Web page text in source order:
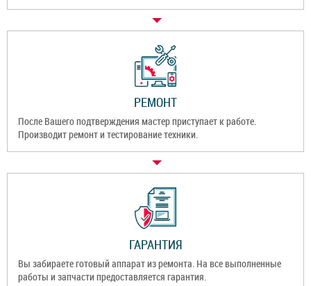
РЕМОНТ
После Вашего подтверждения мастер приступает к работе.
Производит ремонт и тестирование техники.
ГАРАНТИЯ
Вы забираете готовый аппарат из ремонта. На все выполненные
работы и запчасти предоставляется гарантия.